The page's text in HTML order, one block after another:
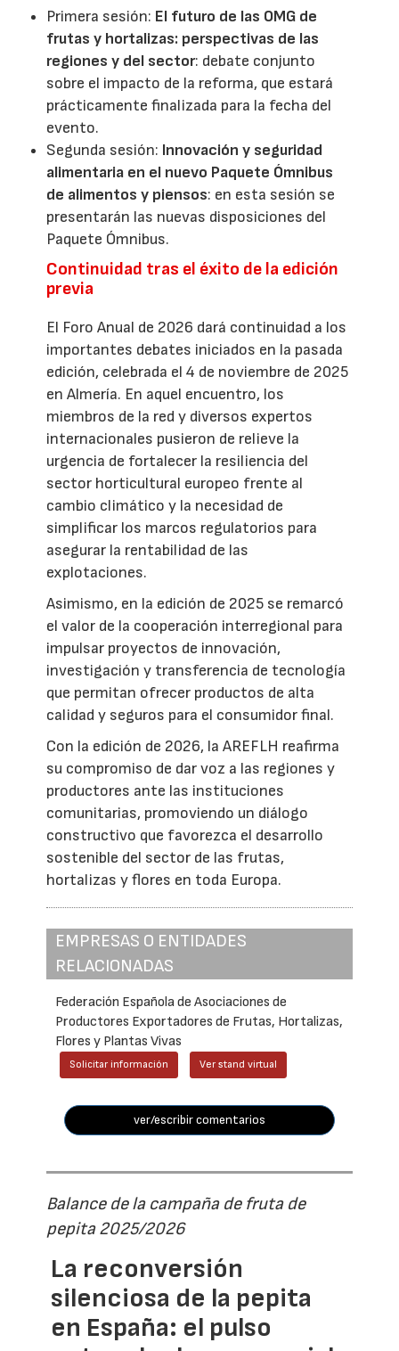
Primera sesión: El futuro de las OMG de
frutas y hortalizas: perspectivas de las
regiones y del sector: debate conjunto
sobre el impacto de la reforma, que estará
prácticamente finalizada para la fecha del
evento.
Segunda sesión: Innovación y seguridad
alimentaria en el nuevo Paquete Ómnibus
de alimentos y piensos: en esta sesión se
presentarán las nuevas disposiciones del
Paquete Ómnibus.
Continuidad tras el éxito de la edición
previa
El Foro Anual de 2026 dará continuidad a los
importantes debates iniciados en la pasada
edición, celebrada el 4 de noviembre de 2025
en Almería. En aquel encuentro, los
miembros de la red y diversos expertos
internacionales pusieron de relieve la
urgencia de fortalecer la resiliencia del
sector horticultural europeo frente al
cambio climático y la necesidad de
simplificar los marcos regulatorios para
asegurar la rentabilidad de las
explotaciones.
Asimismo, en la edición de 2025 se remarcó
el valor de la cooperación interregional para
impulsar proyectos de innovación,
investigación y transferencia de tecnología
que permitan ofrecer productos de alta
calidad y seguros para el consumidor final.
Con la edición de 2026, la AREFLH reafirma
su compromiso de dar voz a las regiones y
productores ante las instituciones
comunitarias, promoviendo un diálogo
constructivo que favorezca el desarrollo
sostenible del sector de las frutas,
hortalizas y flores en toda Europa.
EMPRESAS O ENTIDADES
RELACIONADAS
Federación Española de Asociaciones de
Productores Exportadores de Frutas, Hortalizas,
Flores y Plantas Vivas
Solicitar información Ver stand virtual
ver/escribir comentarios
Balance de la campaña de fruta de
pepita 2025/2026
La reconversión
silenciosa de la pepita
en España: el pulso